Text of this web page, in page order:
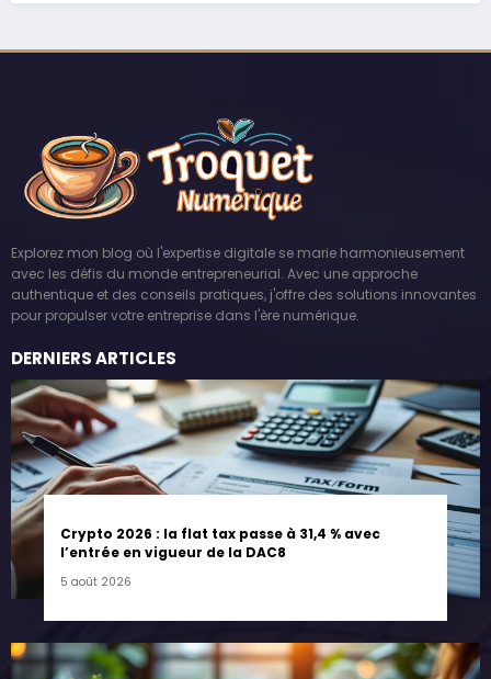
Explorez mon blog où l'expertise digitale se marie harmonieusement
avec les défis du monde entrepreneurial. Avec une approche
authentique et des conseils pratiques, j'offre des solutions innovantes
pour propulser votre entreprise dans l'ère numérique.
DERNIERS ARTICLES
Crypto 2026 : la flat tax passe à 31,4 % avec
l’entrée en vigueur de la DAC8
5 août 2026